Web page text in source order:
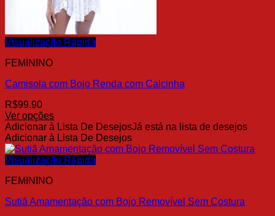
Visualização Rápida
FEMININO
Camisola com Bojo Renda com Calcinha
R$99.90
Ver opções
Este
produto
tem
várias
As
podem
Adicionar à Lista De DesejosJá está na lista de desejos
Adicionar à Lista De Desejos
Visualização Rápida
FEMININO
Sutiã Amamentação com Bojo Removível Sem Costura